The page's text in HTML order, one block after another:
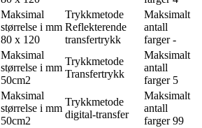
Maksimal
størrelse i mm
80 x 120
Trykkmetode
Reflekterende
transfertrykk
Maksimalt
antall
farger -
Maksimal
størrelse i mm
50cm2
Trykkmetode
Transfertrykk
Maksimalt
antall
farger 5
Maksimal
størrelse i mm
50cm2
Trykkmetode
digital-transfer
Maksimalt
antall
farger 99